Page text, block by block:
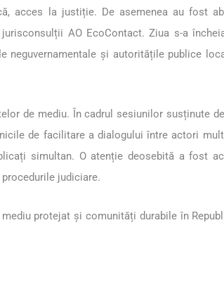
acces la justiție. De asemenea au fost
AO EcoContact. Ziua s-a
și autoritățile publice
de mediu. În cadrul sesiunilor susținute
de facilitare a dialogului între actori
simultan. O atenție deosebită a fost
judiciare.
protejat și comunități durabile în